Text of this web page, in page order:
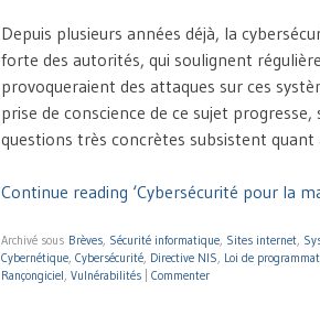
Depuis plusieurs années déjà, la
forte des autorités, qui soulignent
provoqueraient des attaques sur ces
prise de conscience de ce sujet
questions très concrètes subsistent quant
Continue reading ‘Cybersécurité pour la
Archivé sous Brèves, Sécurité informatique, Sites internet,
Cybernétique, Cybersécurité, Directive NIS, Loi de
Rançongiciel, Vulnérabilités Commenter